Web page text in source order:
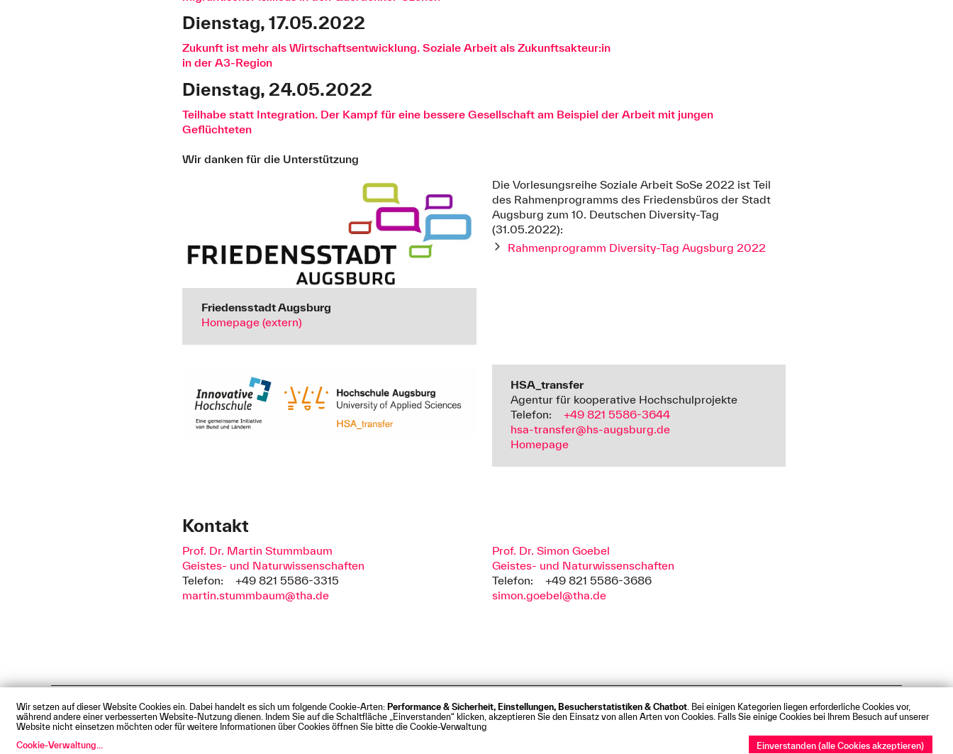
Wir setzen auf dieser Website Cookies ein. Dabei handelt es sich um folgende Cookie-Arten: Performance & Sicherheit, Einstellungen, Besucherstatistiken & Chatbot . Bei einigen Kategorien liegen erforderliche Cookies vor,
während andere einer verbesserten Website-Nutzung dienen. Indem Sie auf die Schaltfläche „Einverstanden“ klicken, akzeptieren Sie den Einsatz von allen Arten von Cookies. Falls Sie einige Cookies bei Ihrem Besuch auf unserer
Website nicht einsetzen möchten oder für weitere Informationen über Cookies öffnen Sie bitte die Cookie-Verwaltung
Cookie-Verwaltung
Einverstanden (alle Cookies akzeptieren)
Dienstag, 17.05.2022
Zukunft ist mehr als Wirtschaftsentwicklung. Soziale Arbeit als Zukunftsakteur:in
in der A3-Region
Dienstag, 24.05.2022
Teilhabe statt Integration. Der Kampf für eine bessere Gesellschaft am Beispiel der Arbeit mit jungen
Geflüchteten
Wir danken für die Unterstützung
Friedensstadt Augsburg
Homepage (extern)
Die Vorlesungsreihe Soziale Arbeit SoSe 2022 ist Teil
des Rahmenprogramms des Friedensbüros der Stadt
Augsburg zum 10. Deutschen Diversity-Tag
(31.05.2022):
Rahmenprogramm Diversity-Tag Augsburg 2022
HSA_transfer
Agentur für kooperative Hochschulprojekte
Telefon:
+49 821 5586-3644
hsa-transfer@hs-augsburg.de
Homepage
Kontakt
Prof. Dr. Martin Stummbaum
Geistes- und Naturwissenschaften
Telefon:
+49 821 5586-3315
martin.stummbaum@tha.de
Prof. Dr. Simon Goebel
Geistes- und Naturwissenschaften
Telefon:
+49 821 5586-3686
simon.goebel@tha.de
Impressum Datenschutz Cookies Barrierefreiheit Kontakt Presse Anfahrt Intranet
Webmail
© Technische Hochschule Augsburg